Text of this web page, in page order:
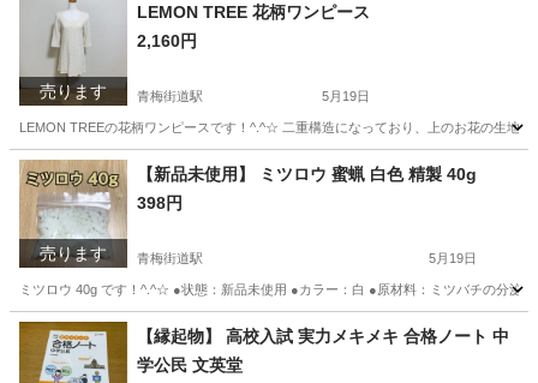
売ります
LEMON TREE 花柄ワンピース
2,160円
青梅街道駅 5月19日
LEMON TREEの花柄ワンピースです！^.^☆ 二重構造になっており、上のお花の生地
東京 小平市 青梅街道駅 LEMON
売ります
【新品未使用】 ミツロウ 蜜蝋 白色 精製 40g
398円
青梅街道駅 5月19日
ミツロウ 40g です！^.^☆ ●状態：新品未使用 ●カラー：白 ●原材料：ミツバチの分
東京 小平市 青梅街道駅 その他 蜜蝋
【縁起物】 高校入試 実力メキメキ 合格ノート 中
学公民 文英堂